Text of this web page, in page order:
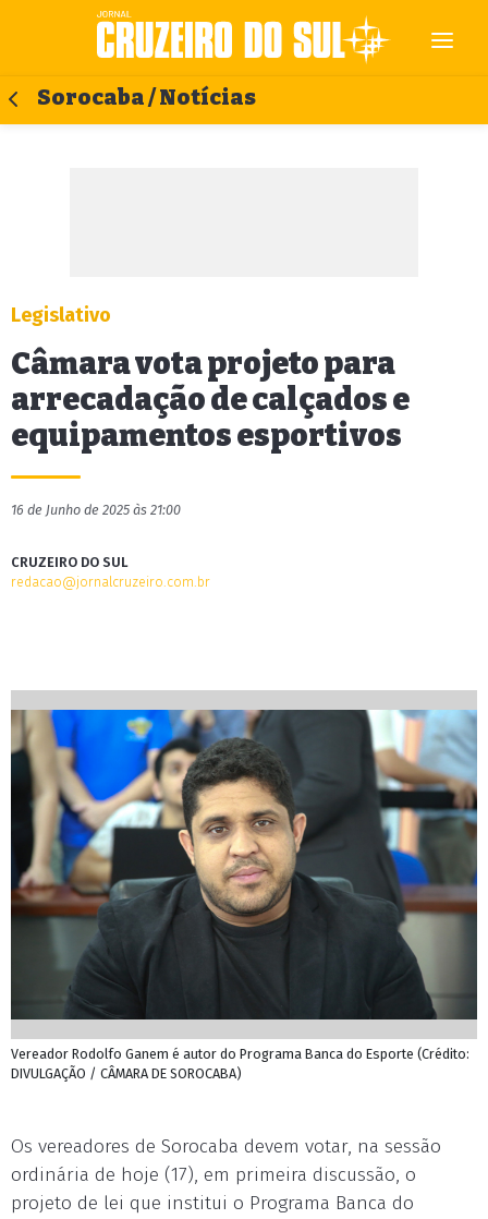
Sorocaba / Notícias
Legislativo
Câmara vota projeto para
arrecadação de calçados e
equipamentos esportivos
16 de Junho de 2025 às 21:00
CRUZEIRO DO SUL
redacao@jornalcruzeiro.com.br
Vereador Rodolfo Ganem é autor do Programa Banca do Esporte (Crédito:
DIVULGAÇÃO / CÂMARA DE SOROCABA)
Os vereadores de Sorocaba devem votar, na sessão
ordinária de hoje (17), em primeira discussão, o
projeto de lei que institui o Programa Banca do